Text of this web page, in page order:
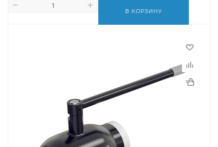
В КОРЗИНУ